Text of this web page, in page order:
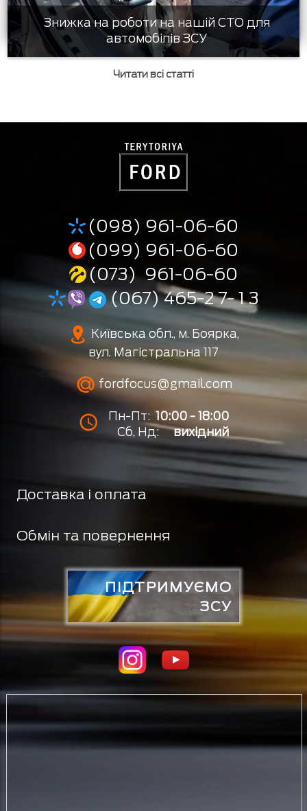
Знижка на роботи на нашій СТО для
автомобілів ЗСУ
Читати всі статті
(098) 961-06-60
(099) 961-06-60
(073) 961-06-60
(067) 465-2 7- 1 3
Київська обл., м. Боярка,
вул. Магістральна 117
fordfocus@gmail.com
Пн-Пт: 10:00 - 18:00
Сб, Нд:
вихідний
Доставка і оплата
Обмін та повернення
ПІДТРИМУЄМО
ЗСУ